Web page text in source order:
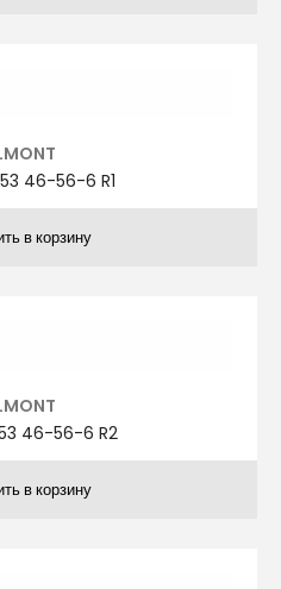
48-58-6 R5
66-72-4 R1